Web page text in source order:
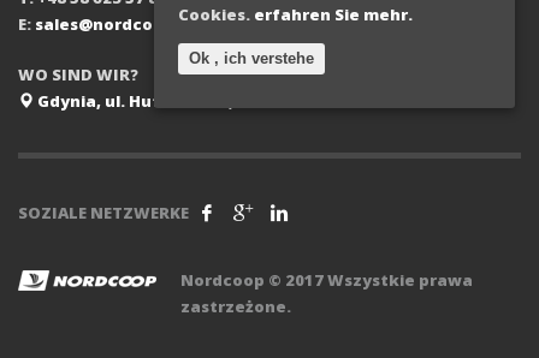
E: sales@nordcoop.com
WO SIND WIR?
Gdynia, ul. Hutnicza 40, Polen
SOZIALE NETZWERKE
Nordcoop © 2017 Wszystkie prawa
zastrzeżone.
Cookies. erfahren Sie mehr.
Ok , ich verstehe